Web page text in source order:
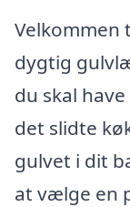
Velkommen
dygtig
du skal
det slidte
gulvet i dit
at vælge en